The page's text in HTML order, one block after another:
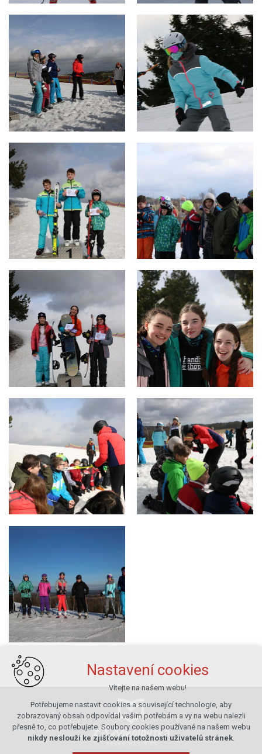
Nastavení cookies
Vítejte na našem webu!
Potřebujeme nastavit cookies a související technologie, aby
zobrazovaný obsah odpovídal vašim potřebám a vy na webu nalezli
přesně to, co potřebujete. Soubory cookies používané na našem webu
nikdy neslouží ke zjišťování totožnosti uživatelů stránek.